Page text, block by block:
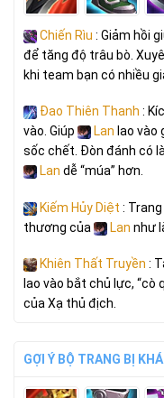
Chiến Rìu : Giảm hồi
để tăng độ trâu bò.
khi team bạn có nhiều
Đao Thiên Thanh :
vào. Giúp
Lan lao vào
sốc chết. Đòn đánh có
Lan dễ “múa” hơn.
Kiếm Hủy Diệt :
thương của
Lan như
Khiên Thất Truyền :
lao vào bắt chủ lực, “cò
của Xạ thủ địch.
GỢI Ý BỘ TRANG BỊ